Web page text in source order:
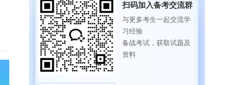
扫码加入备考交流群
与更多考生一起交流学
习经验
备战考试，获取试题及
资料